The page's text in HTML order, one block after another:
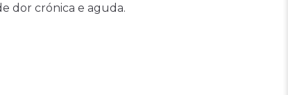
dor crónica e aguda.